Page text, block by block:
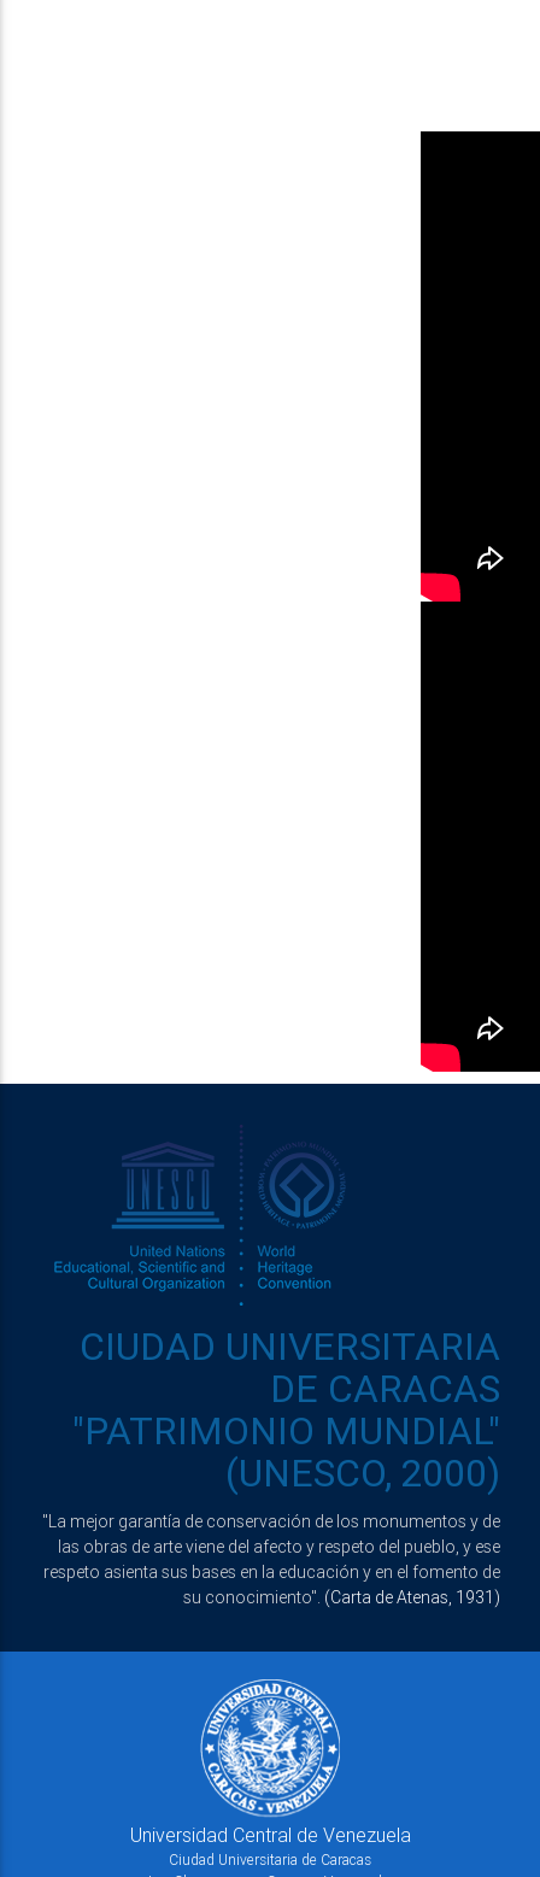
CIUDAD UNIVERSITARIA
DE CARACAS
"PATRIMONIO MUNDIAL"
(UNESCO, 2000)
"La mejor garantía de conservación de los monumentos y de
las obras de arte viene del afecto y respeto del pueblo, y ese
respeto asienta sus bases en la educación y en el fomento de
su conocimiento". (Carta de Atenas, 1931)
Universidad Central de Venezuela
Ciudad Universitaria de Caracas